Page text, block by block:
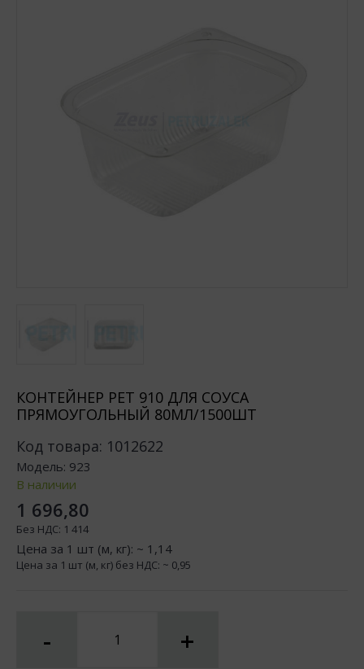
КОНТЕЙНЕР РЕТ 910 ДЛЯ СОУСА
ПРЯМОУГОЛЬНЫЙ 80МЛ/1500ШТ
Код товара: 1012622
Модель: 923
В наличии
1 696,80
Без НДС: 1 414
Цена за 1 шт (м, кг): ~ 1,14
Цена за 1 шт (м, кг) без НДС: ~ 0,95
- +